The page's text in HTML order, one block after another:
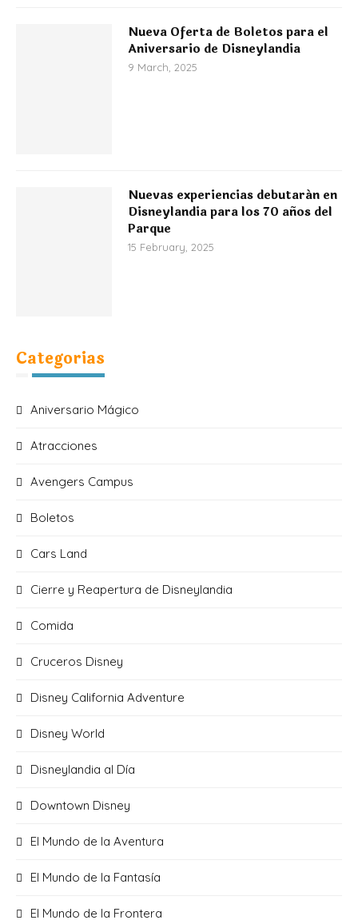
Nueva Oferta de Boletos para el
Aniversario de Disneylandia
9 March, 2025
Nuevas experiencias debutarán en
Disneylandia para los 70 años del
Parque
15 February, 2025
Categorias
Aniversario Mágico
Atracciones
Avengers Campus
Boletos
Cars Land
Cierre y Reapertura de Disneylandia
Comida
Cruceros Disney
Disney California Adventure
Disney World
Disneylandia al Día
Downtown Disney
El Mundo de la Aventura
El Mundo de la Fantasía
El Mundo de la Frontera